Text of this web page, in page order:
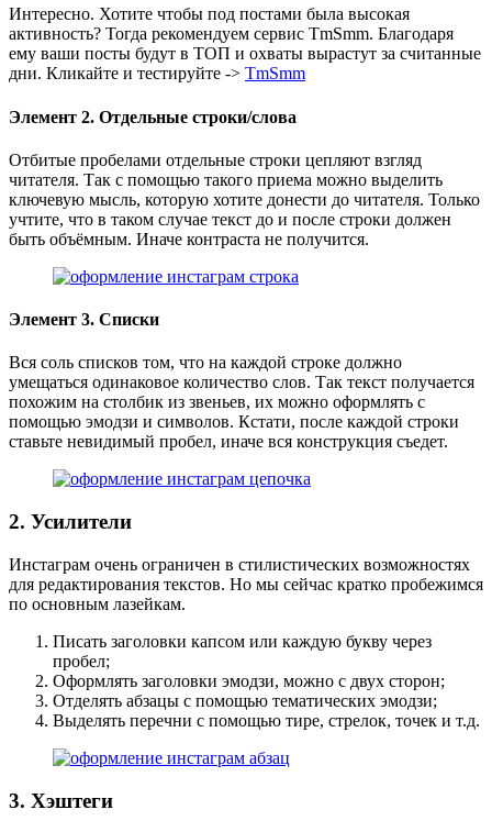
Интересно. Хотите чтобы под постами была высокая
активность? Тогда рекомендуем сервис TmSmm. Благодаря
ему ваши посты будут в ТОП и охваты вырастут за считанные
дни. Кликайте и тестируйте -> TmSmm
Элемент 2. Отдельные строки/слова
Отбитые пробелами отдельные строки цепляют взгляд
читателя. Так с помощью такого приема можно выделить
ключевую мысль, которую хотите донести до читателя. Только
учтите, что в таком случае текст до и после строки должен
быть объёмным. Иначе контраста не получится.
Элемент 3. Списки
Вся соль списков том, что на каждой строке должно
умещаться одинаковое количество слов. Так текст получается
похожим на столбик из звеньев, их можно оформлять с
помощью эмодзи и символов. Кстати, после каждой строки
ставьте невидимый пробел, иначе вся конструкция съедет.
2. Усилители
Инстаграм очень ограничен в стилистических возможностях
для редактирования текстов. Но мы сейчас кратко пробежимся
по основным лазейкам.
Писать заголовки капсом или каждую букву через
пробел;
Оформлять заголовки эмодзи, можно с двух сторон;
Отделять абзацы с помощью тематических эмодзи;
Выделять перечни с помощью тире, стрелок, точек и т.д.
3. Хэштеги